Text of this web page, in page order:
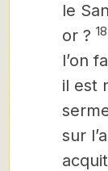
le
or ? 18
l’on
il est
sur